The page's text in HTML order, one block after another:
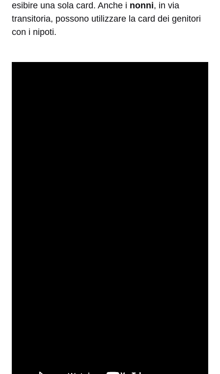
esibire una sola card. Anche i nonni, in via
transitoria, possono utilizzare la card dei genitori
con i nipoti.